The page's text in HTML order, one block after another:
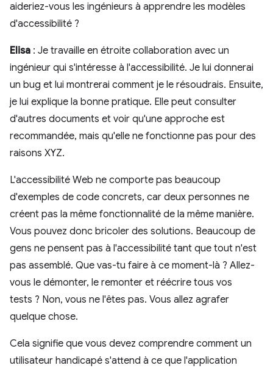
aideriez-vous les ingénieurs à apprendre les modèles
d'accessibilité ?
Elisa : Je travaille en étroite collaboration avec un
ingénieur qui s'intéresse à l'accessibilité. Je lui donnerai
un bug et lui montrerai comment je le résoudrais. Ensuite,
je lui explique la bonne pratique. Elle peut consulter
d'autres documents et voir qu'une approche est
recommandée, mais qu'elle ne fonctionne pas pour des
raisons XYZ.
L'accessibilité Web ne comporte pas beaucoup
d'exemples de code concrets, car deux personnes ne
créent pas la même fonctionnalité de la même manière.
Vous pouvez donc bricoler des solutions. Beaucoup de
gens ne pensent pas à l'accessibilité tant que tout n'est
pas assemblé. Que vas-tu faire à ce moment-là ? Allez-
vous le démonter, le remonter et réécrire tous vos
tests ? Non, vous ne l'êtes pas. Vous allez agrafer
quelque chose.
Cela signifie que vous devez comprendre comment un
utilisateur handicapé s'attend à ce que l'application